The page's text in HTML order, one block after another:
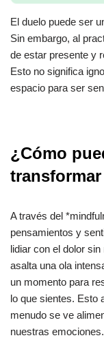
El duelo puede ser
Sin embargo, al
de estar presente y
Esto no significa
espacio para ser
¿Cómo
A través del
pensamientos y
lidiar con el dolor
asalta una ola
un momento para
lo que sientes. Esto
menudo se ve
nuestras emociones.